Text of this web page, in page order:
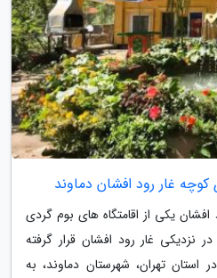
کوچه غار رود افشان دماوند
افشان یکی از اقامتگاه های بوم گردی
نزدیکی غار رود افشان قرار گرفته
استان تهران، شهرستان دماوند، به